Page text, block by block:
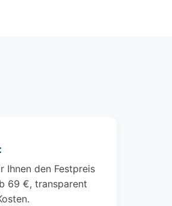
Ihnen den Festpreis
69 €, transparent